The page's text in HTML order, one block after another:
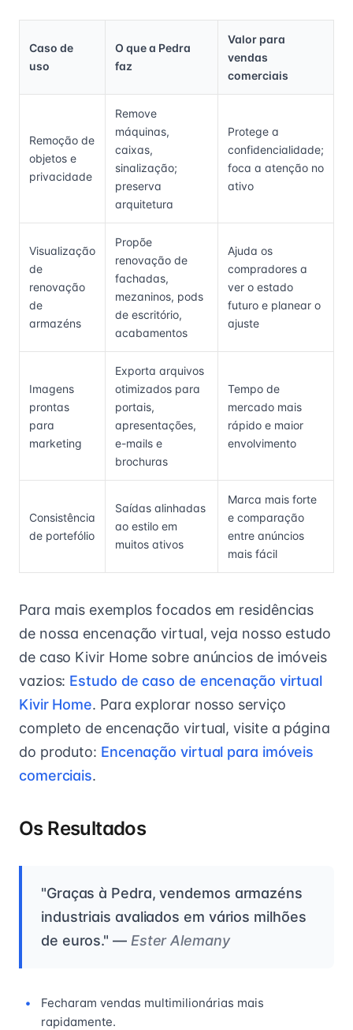
Caso de
uso
O que a Pedra
faz
Valor para
vendas
comerciais
Remoção de
objetos e
privacidade
Remove
máquinas,
caixas,
sinalização;
preserva
arquitetura
Protege a
confidencialidade;
foca a atenção no
ativo
Visualização
de
renovação
de
armazéns
Propõe
renovação de
fachadas,
mezaninos, pods
de escritório,
acabamentos
Ajuda os
compradores a
ver o estado
futuro e planear o
ajuste
Imagens
prontas
para
marketing
Exporta arquivos
otimizados para
portais,
apresentações,
e-mails e
brochuras
Tempo de
mercado mais
rápido e maior
envolvimento
Consistência
de portefólio
Saídas alinhadas
ao estilo em
muitos ativos
Marca mais forte
e comparação
entre anúncios
mais fácil
Para mais exemplos focados em residências
de nossa encenação virtual, veja nosso estudo
de caso Kivir Home sobre anúncios de imóveis
vazios: Estudo de caso de encenação virtual
Kivir Home. Para explorar nosso serviço
completo de encenação virtual, visite a página
do produto: Encenação virtual para imóveis
comerciais.
Os Resultados
"Graças à Pedra, vendemos armazéns
industriais avaliados em vários milhões
de euros." — Ester Alemany
Fecharam vendas multimilionárias mais
rapidamente.